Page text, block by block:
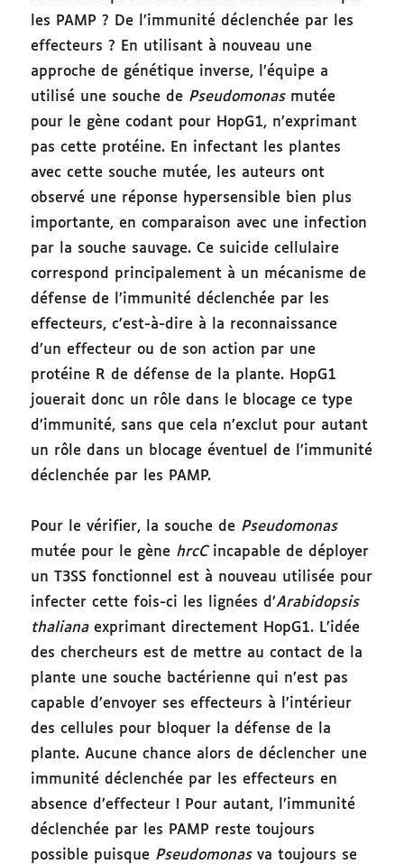
les PAMP ? De l’immunité déclenchée par les
effecteurs ? En utilisant à nouveau une
approche de génétique inverse, l’équipe a
utilisé une souche de Pseudomonasmutée
pour le gène codant pour HopG1, n’exprimant
pas cette protéine. En infectant les plantes
avec cette souche mutée, les auteurs ont
observé une réponse hypersensible bien plus
importante, en comparaison avec une infection
par la souche sauvage. Ce suicide cellulaire
correspond principalement à un mécanisme de
défense de l’immunité déclenchée par les
effecteurs, c’est-à-dire à la reconnaissance
d’un effecteur ou de son action par une
protéine R de défense de la plante. HopG1
jouerait donc un rôle dans le blocage ce type
d’immunité, sans que cela n’exclut pour autant
un rôle dans un blocage éventuel de l’immunité
déclenchée par les PAMP.
Pour le vérifier, la souche de Pseudomonas
mutée pour le gène hrcCincapable de déployer
un T3SS fonctionnel est à nouveau utilisée pour
infecter cette fois-ci les lignées d’Arabidopsis
thalianaexprimant directement HopG1. L’idée
des chercheurs est de mettre au contact de la
plante une souche bactérienne qui n’est pas
capable d’envoyer ses effecteurs à l’intérieur
des cellules pour bloquer la défense de la
plante. Aucune chance alors de déclencher une
immunité déclenchée par les effecteurs en
absence d’effecteur ! Pour autant, l’immunité
déclenchée par les PAMP reste toujours
possible puisque Pseudomonasva toujours se